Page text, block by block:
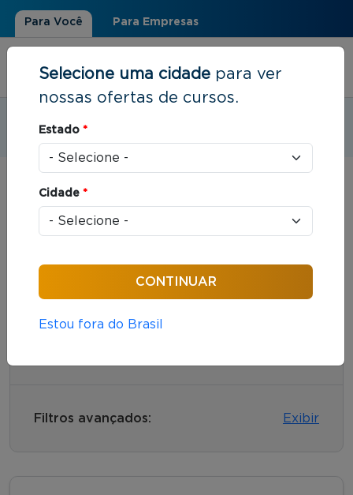
Para Você Para Empresas
Estudar em:Florianópolis, SC
Você está aqui
Foram encontrados: 145 cursos
Filtros avançados: Exibir
Selecione uma cidade para ver
nossas ofertas de cursos.
Estado *
Cidade *
Estou fora do Brasil